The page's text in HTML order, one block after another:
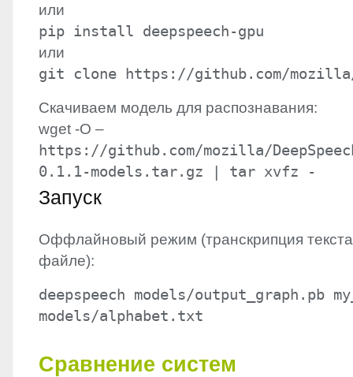
или
pip install deepspeech-gpu
или
git clone https://github.com/mozilla/
Скачиваем модель для распознавания:
wget -O –
https://github.com/mozilla/
0.1.1-models.tar.gz | tar xvfz -
Запуск
Оффлайновый режим (транскрипция
файле):
deepspeech models/output_graph.pb
models/alphabet.txt
Сравнение систем